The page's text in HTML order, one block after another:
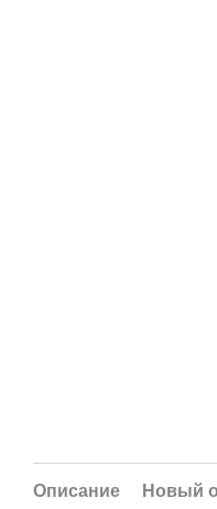
Описание Новый